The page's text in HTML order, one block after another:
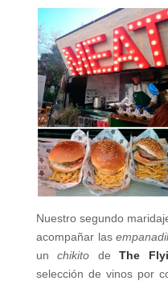
Nuestro segundo
acompañar las
unchikito deThe
selección de vinos por